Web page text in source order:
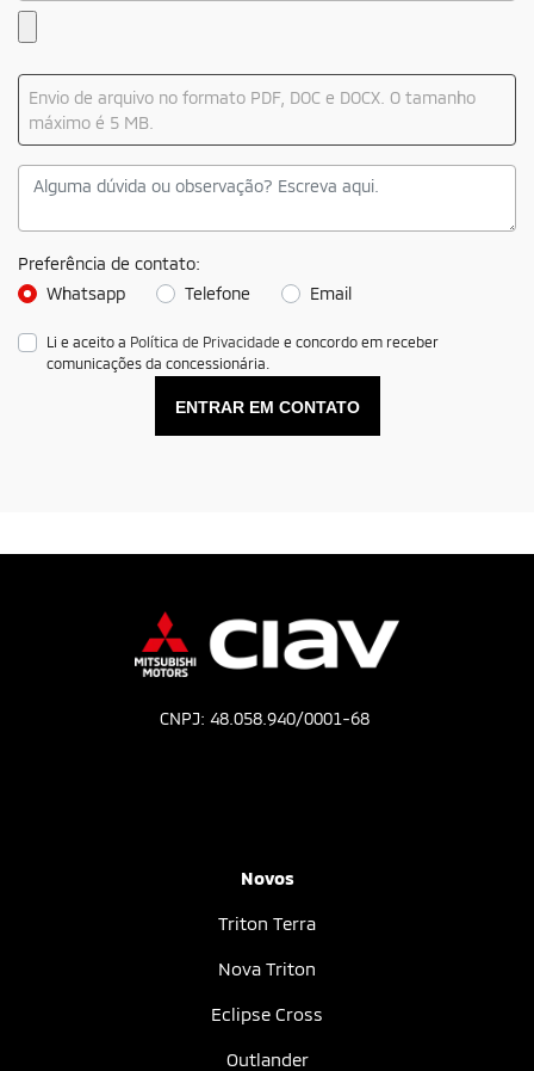
Envio de arquivo no formato PDF, DOC e DOCX. O tamanho
máximo é 5 MB.
Preferência de contato:
Whatsapp
Telefone Email
Li e aceito a Política de Privacidade e concordo em receber
comunicações da concessionária.
ENTRAR EM CONTATO
CNPJ: 48.058.940/0001-68
Novos
Triton Terra
Nova Triton
Eclipse Cross
Outlander